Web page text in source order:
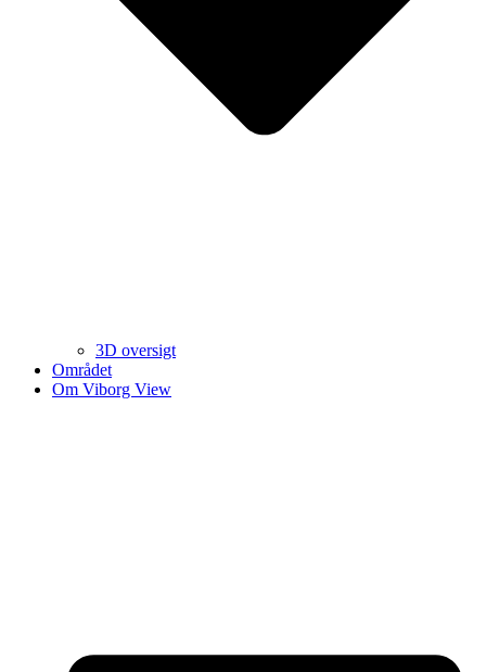
3D oversigt
Området
Om Viborg View